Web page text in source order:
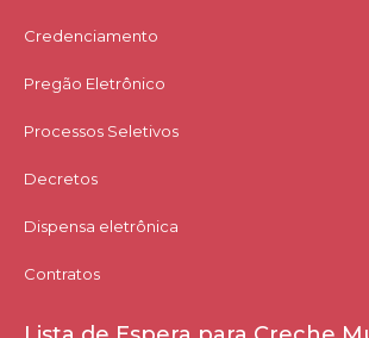
Credenciamento
Pregão Eletrônico
Processos Seletivos
Decretos
Dispensa eletrônica
Contratos